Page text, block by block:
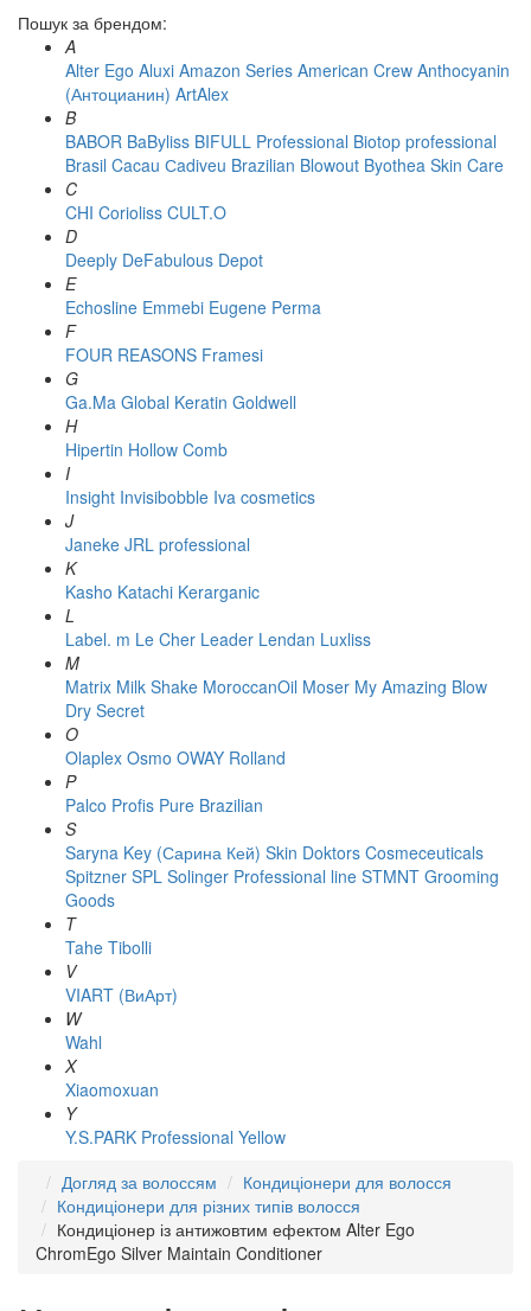
Пошук за брендом:
A
Alter Ego Aluxi Amazon Series American Crew Anthocyanin
(Антоцианин) ArtAlex
B
BABOR BaByliss BIFULL Professional Biotop professional
Brasil Cacau Сadiveu Brazilian Blowout Byothea Skin Care
C
CHI Corioliss CULT.O
D
Deeply DeFabulous Depot
E
Echosline Emmebi Eugene Perma
F
FOUR REASONS Framesi
G
Ga.Ma Global Keratin Goldwell
H
Hipertin Hollow Comb
I
Insight Invisibobble Iva cosmetics
J
Janeke JRL professional
K
Kasho Katachi Kerarganic
L
Label. m Le Cher Leader Lendan Luxliss
M
Matrix Milk Shake MoroccanOil Moser My Amazing Blow
Dry Secret
O
Olaplex Osmo OWAY Rolland
P
Palco Profis Pure Brazilian
S
Saryna Key (Сарина Кей) Skin Doktors Cosmeceuticals
Spitzner SPL Solinger Professional line STMNT Grooming
Goods
T
Tahe Tibolli
V
VIART (ВиАрт)
W
Wahl
X
Xiaomoxuan
Y
Y.S.PARK Professional Yellow
Догляд за волоссям
Кондиціонери для волосся
Кондиціонери для різних типів волосся
Кондиціонер із антижовтим ефектом Alter Ego
ChromEgo Silver Maintain Conditioner